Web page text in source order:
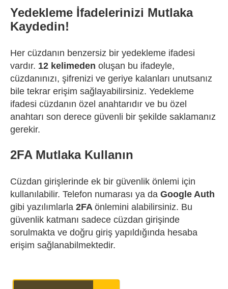
Yedekleme İfadelerinizi Mutlaka
Kaydedin!
Her cüzdanın benzersiz bir yedekleme ifadesi
vardır. 12 kelimeden oluşan bu ifadeyle,
cüzdanınızı, şifrenizi ve geriye kalanları unutsanız
bile tekrar erişim sağlayabilirsiniz. Yedekleme
ifadesi cüzdanın özel anahtarıdır ve bu özel
anahtarı son derece güvenli bir şekilde saklamanız
gerekir.
2FA Mutlaka Kullanın
Cüzdan girişlerinde ek bir güvenlik önlemi için
kullanılabilir. Telefon numarası ya da Google Auth
gibi yazılımlarla 2FA önlemini alabilirsiniz. Bu
güvenlik katmanı sadece cüzdan girişinde
sorulmakta ve doğru giriş yapıldığında hesaba
erişim sağlanabilmektedir.